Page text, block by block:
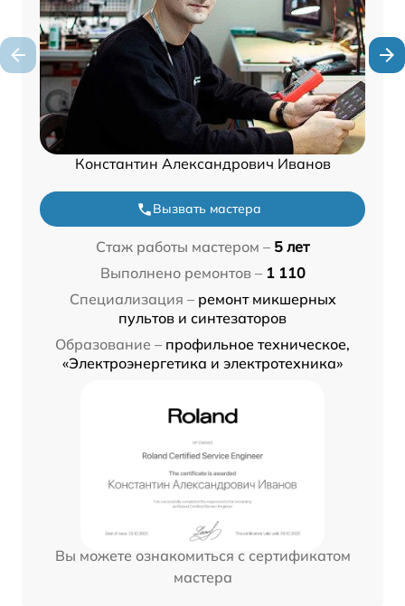
Константин Александрович Иванов
Вызвать мастера
Стаж работы мастером – 5 лет
Выполнено ремонтов – 1 110
Специализация – ремонт микшерных
пультов и синтезаторов
Образование – профильное техническое,
«Электроэнергетика и электротехника»
Вы можете ознакомиться с сертификатом
мастера